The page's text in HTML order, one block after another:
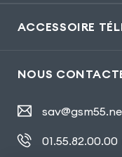
ACCESSOIRE
NOUS
01.55.82.00.00